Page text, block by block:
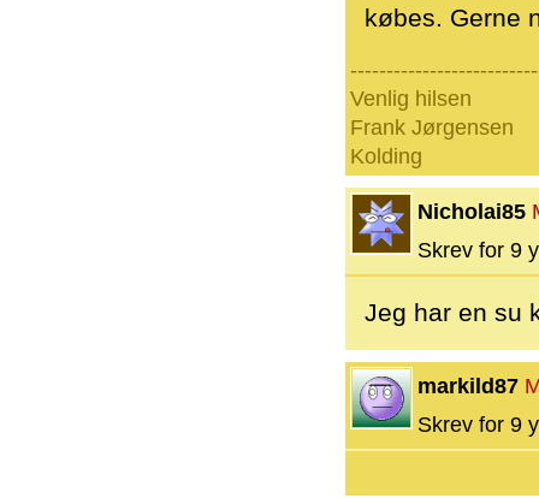
købes. Gerne
Venlig hilsen
Frank Jørgensen
Kolding
Nicholai85
Skrev for 9
Jeg har en su
markild87
Skrev for 9